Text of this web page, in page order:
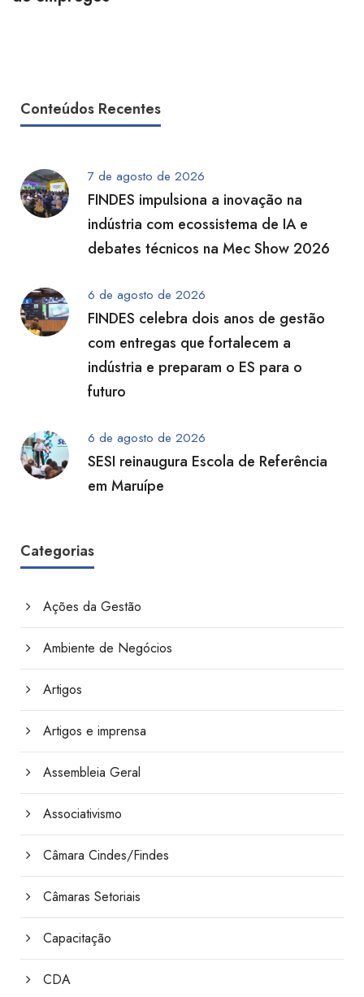
Conteúdos Recentes
7 de agosto de 2026
FINDES impulsiona a inovação na
indústria com ecossistema de IA e
debates técnicos na Mec Show 2026
6 de agosto de 2026
FINDES celebra dois anos de gestão
com entregas que fortalecem a
indústria e preparam o ES para o
futuro
6 de agosto de 2026
SESI reinaugura Escola de Referência
em Maruípe
Categorias
Ações da Gestão
Ambiente de Negócios
Artigos
Artigos e imprensa
Assembleia Geral
Associativismo
Câmara Cindes/Findes
Câmaras Setoriais
Capacitação
CDA